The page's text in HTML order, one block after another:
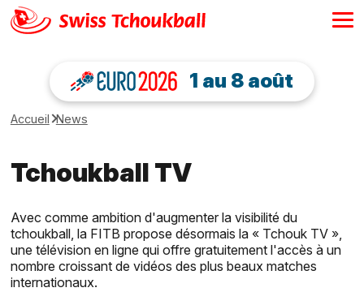
1 au 8 août
Accueil News
Tchoukball TV
Avec comme ambition d'augmenter la visibilité du
tchoukball, la FITB propose désormais la « Tchouk TV »,
une télévision en ligne qui offre gratuitement l'accès à un
nombre croissant de vidéos des plus beaux matches
internationaux.